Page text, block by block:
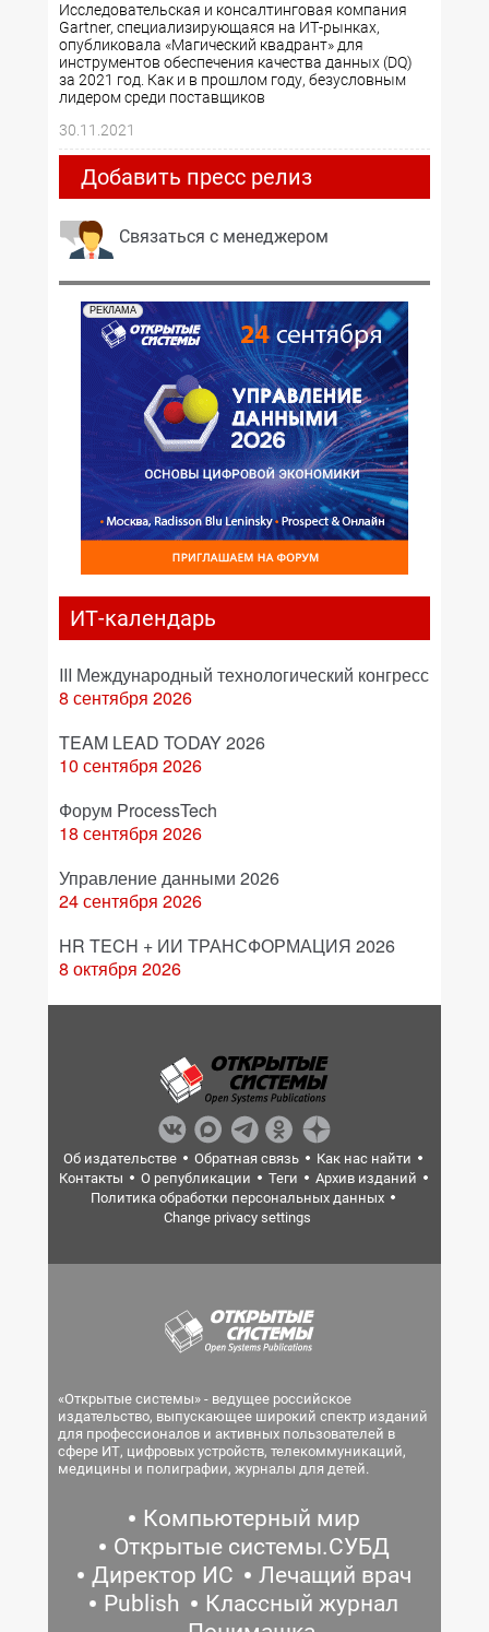
Исследовательская и консалтинговая компания
Gartner, специализирующаяся на ИТ-рынках,
опубликовала «Магический квадрант» для
инструментов обеспечения качества данных (DQ)
за 2021 год. Как и в прошлом году, безусловным
лидером среди поставщиков
30.11.2021
Добавить пресс релиз
Связаться с менеджером
РЕКЛАМА
ИТ-календарь
III Международный технологический конгресс
8 сентября 2026
TEAM LEAD TODAY 2026
10 сентября 2026
Форум ProcessTech
18 сентября 2026
Управление данными 2026
24 сентября 2026
HR TECH + ИИ ТРАНСФОРМАЦИЯ 2026
8 октября 2026
Об издательстве Обратная связь
Как нас найти
Контакты
О републикации Теги
Архив изданий
Политика обработки персональных данных
Change privacy settings
«Открытые системы» - ведущее российское
издательство, выпускающее широкий спектр изданий
для профессионалов и активных пользователей в
сфере ИТ, цифровых устройств, телекоммуникаций,
медицины и полиграфии, журналы для детей.
Компьютерный мир
Открытые системы.СУБД
Директор ИС
Лечащий врач
Publish
Классный журнал